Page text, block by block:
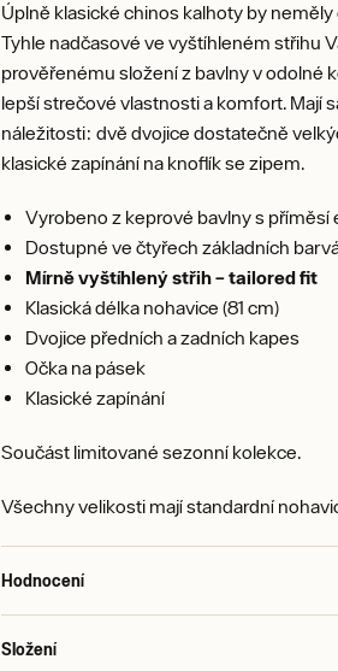
Úplně klasické chinos kalhoty by
Tyhle nadčasové ve vyštíhleném střihu
prověřenému složení z bavlny v odolné
lepší strečové vlastnosti a komfort. Mají
náležitosti: dvě dvojice dostatečně
klasické zapínání na knoflík se zipem.
Vyrobeno z keprové bavlny s příměsí
Dostupné ve čtyřech základních
Mírně vyštíhlený střih – tailored fit
Klasická délka nohavice (81 cm)
Dvojice předních a zadních kapes
Očka na pásek
Klasické zapínání
Součást limitované sezonní kolekce.
Všechny velikosti mají standardní
Hodnocení
Složení